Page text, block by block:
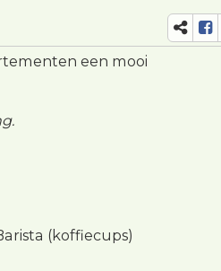
een mooi
(koffiecups)